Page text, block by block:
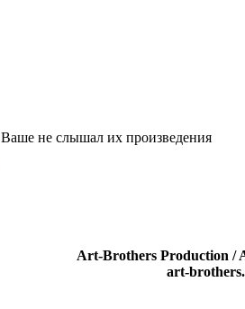
Ваше не слышал их произведения
Art-Brothers Production /
art-